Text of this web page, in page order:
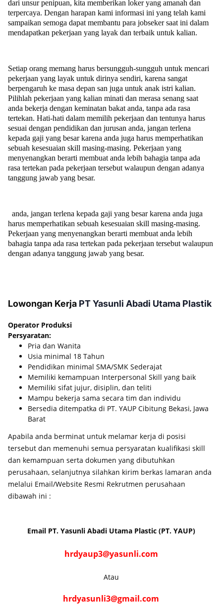
dari unsur penipuan, kita memberikan loker yang amanah dan
terpercaya. Dengan harapan kami informasi ini yang telah kami
sampaikan semoga dapat membantu para jobseker saat ini dalam
mendapatkan pekerjaan yang layak dan terbaik untuk kalian.
Setiap orang memang harus bersungguh-sungguh untuk mencari
pekerjaan yang layak untuk dirinya sendiri, karena sangat
berpengaruh ke masa depan san juga untuk anak istri kalian.
Pilihlah pekerjaan yang kalian minati dan merasa senang saat
anda bekerja dengan keminatan bakat anda, tanpa ada rasa
tertekan. Hati-hati dalam memilih pekerjaan dan tentunya harus
sesuai dengan pendidikan dan jurusan anda, jangan terlena
kepada gaji yang besar karena anda juga harus memperhatikan
sebuah kesesuaian skill masing-masing. Pekerjaan yang
menyenangkan berarti membuat anda lebih bahagia tanpa ada
rasa tertekan pada pekerjaan tersebut walaupun dengan adanya
tanggung jawab yang besar.
anda, jangan terlena kepada gaji yang besar karena anda juga
harus memperhatikan sebuah kesesuaian skill masing-masing.
Pekerjaan yang menyenangkan berarti membuat anda lebih
bahagia tanpa ada rasa tertekan pada pekerjaan tersebut walaupun
dengan adanya tanggung jawab yang besar.
Lowongan Kerja PT Yasunli Abadi Utama Plastik
Operator Produksi
Persyaratan:
Pria dan Wanita
Usia minimal 18 Tahun
Pendidikan minimal SMA/SMK Sederajat
Memiliki kemampuan Interpersonal Skill yang baik
Memiliki sifat jujur, disiplin, dan teliti
Mampu bekerja sama secara tim dan individu
Bersedia ditempatka di PT. YAUP Cibitung Bekasi, Jawa
Barat
Apabila anda berminat untuk melamar kerja di posisi
tersebut dan memenuhi semua persyaratan kualifikasi skill
dan kemampuan serta dokumen yang dibutuhkan
perusahaan, selanjutnya silahkan kirim berkas lamaran anda
melalui Email/Website Resmi Rekrutmen perusahaan
dibawah ini :
Email PT. Yasunli Abadi Utama Plastic (PT. YAUP)
hrdyaup3@yasunli.com
Atau
hrdyasunli3@gmail.com